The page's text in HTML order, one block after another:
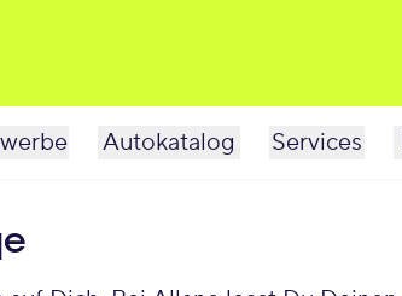
Autokatalog Services